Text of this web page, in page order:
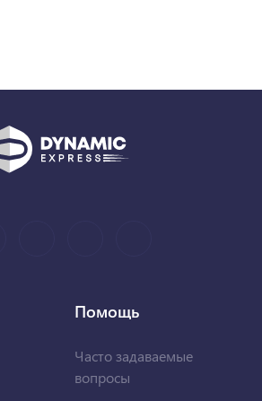
Помощь
Часто задаваемые
вопросы